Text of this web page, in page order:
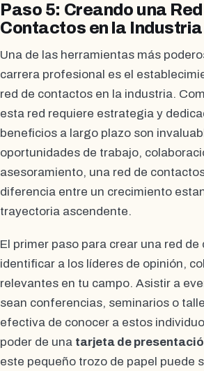
Paso 5: Creando una
Contactos en la Industria
Una de las herramientas más
carrera profesional es el
red de contactos en la industria.
esta red requiere estrategia y
beneficios a largo plazo son
oportunidades de trabajo,
asesoramiento, una red de
diferencia entre un crecimiento
trayectoria ascendente.
El primer paso para crear una red
identificar a los líderes de opinión,
relevantes en tu campo. Asistir a
sean conferencias, seminarios o
efectiva de conocer a estos
poder de una tarjeta de
este pequeño trozo de papel puede